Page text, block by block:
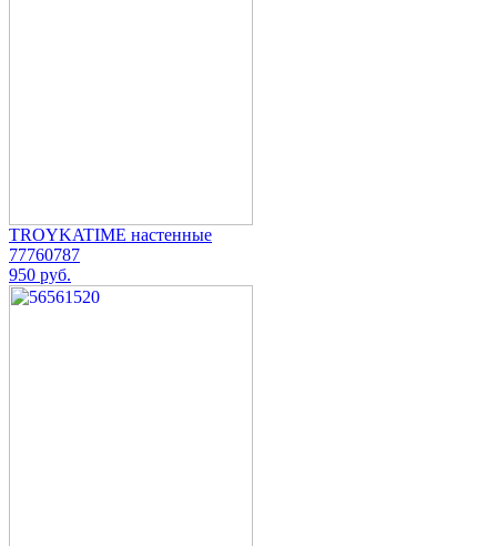
TROYKATIME настенные
77760787
950 руб.